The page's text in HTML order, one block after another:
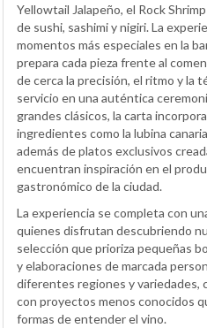
Yellowtail Jalapeño, el Rock
de sushi, sashimi y nigiri. La
momentos más especiales en la
prepara cada pieza frente al
de cerca la precisión, el ritmo y la
servicio en una auténtica
grandes clásicos, la carta
ingredientes como la lubina
además de platos exclusivos
encuentran inspiración en el
gastronómico de la ciudad.
La experiencia se completa con
quienes disfrutan descubriendo
selección que prioriza pequeñas
y elaboraciones de marcada
diferentes regiones y variedades,
con proyectos menos conocidos
formas de entender el vino.